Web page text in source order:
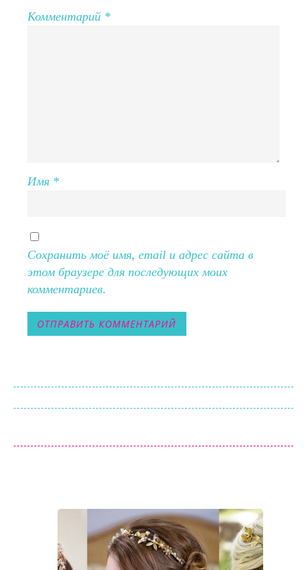
Комментарий *
Имя *
Сохранить моё имя, email и адрес сайта в
этом браузере для последующих моих
комментариев.